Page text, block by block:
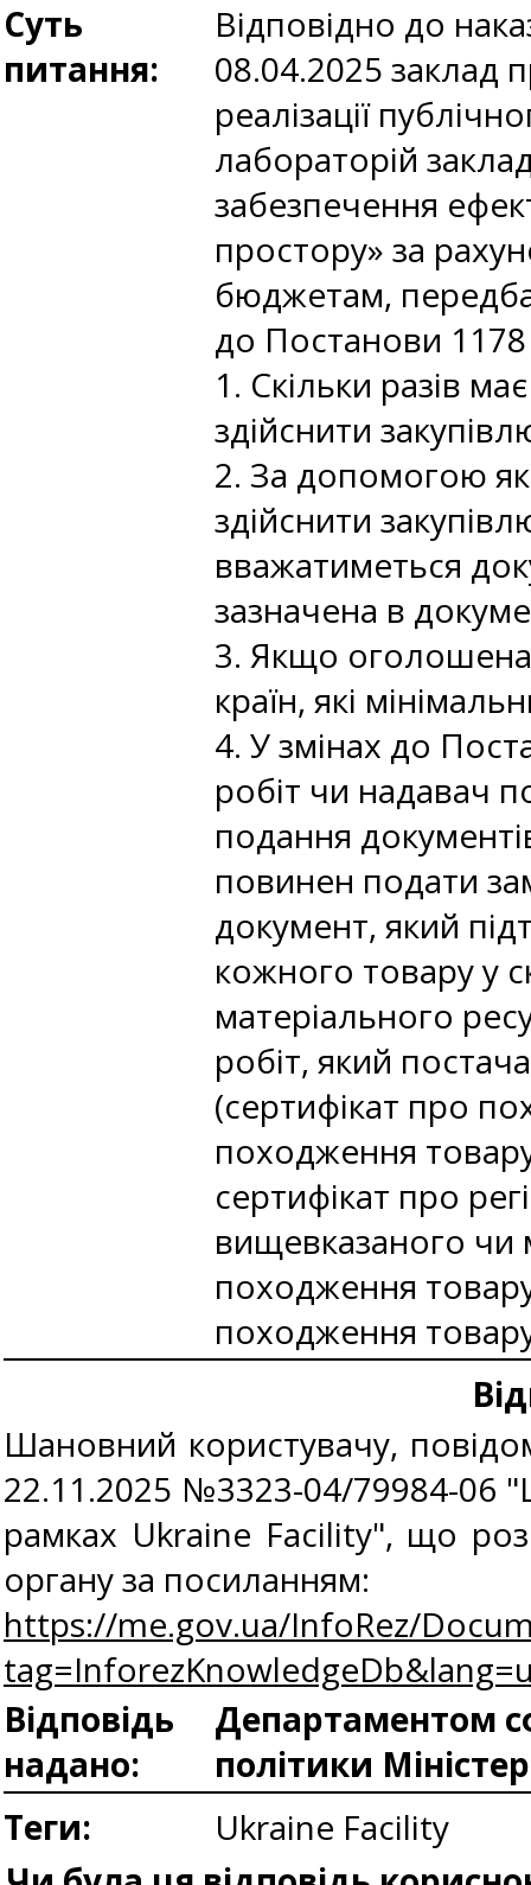
Суть
питання:
Відповідно до
08.04.2025 заклад
реалізації
лабораторій
забезпечення
простору» за
бюджетам,
до Постанови
1. Скільки разів
здійснити
2. За допомогою
здійснити
вважатиметься
зазначена в
3. Якщо оголошена
країн, які
4. У змінах до
робіт чи надавач
подання
повинен подати
документ, який
кожного товару у
матеріального
робіт, який
(сертифікат про
походження
сертифікат про
вищевказаного чи
походження
походження
Шановний користувачу,
22.11.2025 №3323-04/79984-06
рамках Ukraine Facility", що
органу за посиланням:
https://me.gov.ua/InfoRez/
Відповідь
надано:
Департаментом
політики
Теги:
Ukraine Facility